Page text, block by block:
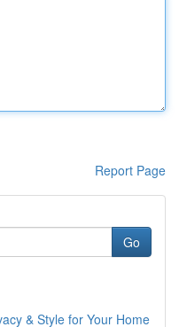
Report Page
Go
& Style for Your Home